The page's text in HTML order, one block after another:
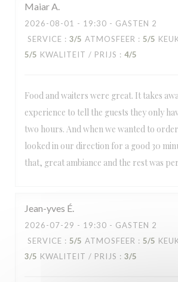
MaiarA
2026-08-01 - 19:30 - GASTEN 2
SERVICE : 3/5 ATMOSFEER : 5/5
5/5 KWALITEIT / PRIJS : 4/5
Food and waiters were great. It takes
experience to tell the guests they only
two hours. And when we wanted to
looked in our direction for a good 30
that, great ambiance and the rest was
Jean-yves É
2026-07-29 - 19:30 - GASTEN 2
SERVICE : 5/5 ATMOSFEER : 5/5
3/5 KWALITEIT / PRIJS : 3/5